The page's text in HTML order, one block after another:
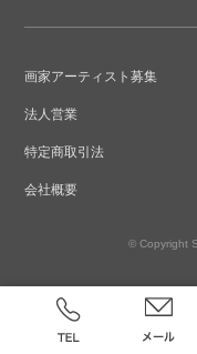
画家アーティスト募集
法人営業
特定商取引法
会社概要
© Copyright